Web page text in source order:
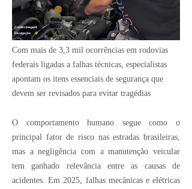
Divulgação
Crédito Imagem:
Com mais de 3,3 mil ocorrências em rodovias
federais ligadas a falhas técnicas, especialistas
apontam os itens essenciais de segurança que
devem ser revisados para evitar tragédias
O comportamento humano segue como o
principal fator de risco nas estradas brasileiras,
mas a negligência com a manutenção veicular
tem ganhado relevância entre as causas de
acidentes. Em 2025, falhas mecânicas e elétricas